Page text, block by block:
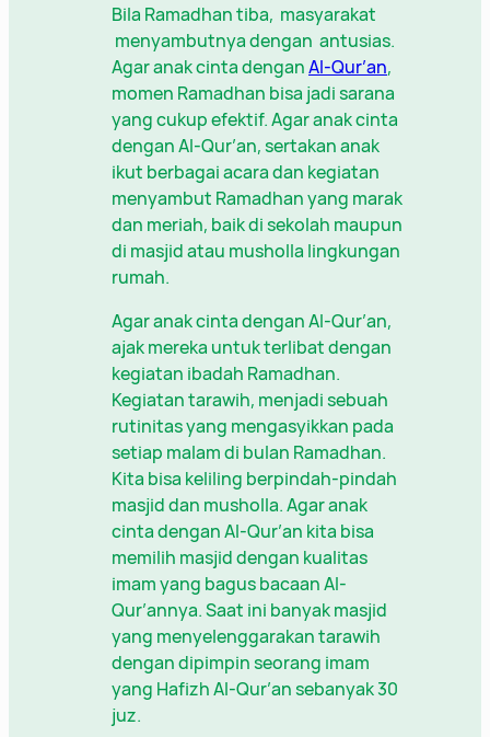
Bila Ramadhan tiba, masyarakat
menyambutnya dengan antusias.
Agar anak cinta denganAl-Qur’an,
momen Ramadhan bisa jadi sarana
yang cukup efektif. Agar anak cinta
dengan Al-Qur’an, sertakan anak
ikut berbagai acara dan kegiatan
menyambut Ramadhan yang marak
dan meriah, baik di sekolah maupun
di masjid atau musholla lingkungan
rumah.
Agar anak cinta dengan Al-Qur’an,
ajak mereka untuk terlibat dengan
kegiatan ibadah Ramadhan.
Kegiatan tarawih, menjadi sebuah
rutinitas yang mengasyikkan pada
setiap malam di bulan Ramadhan.
Kita bisa keliling berpindah-pindah
masjid dan musholla. Agar anak
cinta dengan Al-Qur’an kita bisa
memilih masjid dengan kualitas
imam yang bagus bacaan Al-
Qur’annya. Saat ini banyak masjid
yang menyelenggarakan tarawih
dengan dipimpin seorang imam
yang Hafizh Al-Qur’an sebanyak 30
juz.